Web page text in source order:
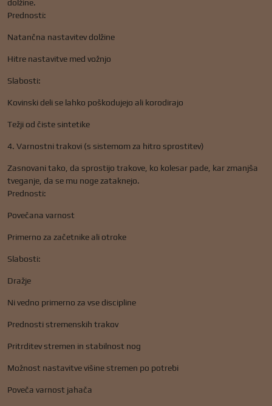
dolžine.
Prednosti:
Natančna nastavitev dolžine
Hitre nastavitve med vožnjo
Slabosti:
Kovinski deli se lahko poškodujejo ali korodirajo
Težji od čiste sintetike
4. Varnostni trakovi (s sistemom za hitro sprostitev)
Zasnovani tako, da sprostijo trakove, ko kolesar pade, kar zmanjša
tveganje, da se mu noge zataknejo.
Prednosti:
Povečana varnost
Primerno za začetnike ali otroke
Slabosti:
Dražje
Ni vedno primerno za vse discipline
Prednosti stremenskih trakov
Pritrditev stremen in stabilnost nog
Možnost nastavitve višine stremen po potrebi
Poveča varnost jahača